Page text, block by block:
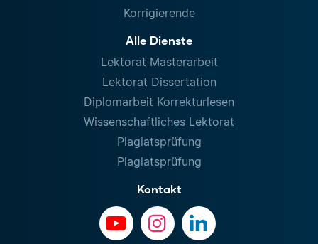
Korrigierende
Alle Dienste
Lektorat Masterarbeit
Lektorat Dissertation
Diplomarbeit Korrekturlesen
Wissenschaftliches Lektorat
Plagiatsprüfung
Plagiatsprüfung
Kontakt